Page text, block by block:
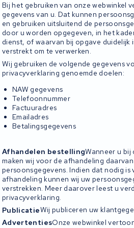
Bij het gebruiken van onze webwinkel
gegevens van u. Dat kunnen
en gebruiken uitsluitend de
door u worden opgegeven, in het
dienst, of waarvan bij opgave duidelijk
verstrekt om te verwerken.
Wij gebruiken de volgende gegevens
privacyverklaring genoemde doelen:
NAW gegevens
Telefoonnummer
Factuuradres
Emailadres
Betalingsgegevens
Afhandelen bestellingWanneer u bij
maken wij voor de afhandeling
persoonsgegevens. Indien dat nodig is
afhandeling kunnen wij uw
verstrekken. Meer daarover leest u
privacyverklaring.
PublicatieWij publiceren uw
AdvertentiesOnze webwinkel